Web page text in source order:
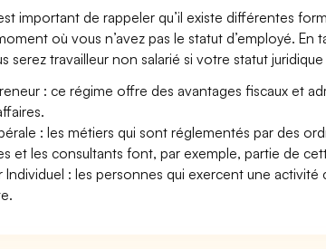
important de rappeler qu’il existe différentes
où vous n’avez pas le statut d’employé.
serez travailleur non salarié si votre statut juridique
: ce régime offre des avantages fiscaux et
: les métiers qui sont réglementés par des
et les consultants font, par exemple, partie de
Individuel : les personnes qui exercent une